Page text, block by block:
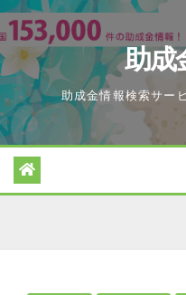
Skip
to
content
助成
助成金情報検索サー